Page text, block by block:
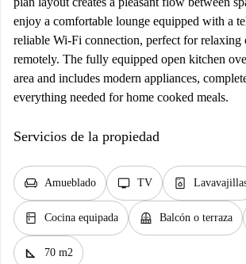
enjoy a comfortable lounge equipped with a
reliable Wi-Fi connection, perfect for
remotely. The fully equipped open kitchen
area and includes modern appliances,
everything needed for home cooked meals.
Servicios de la propiedad
chair Amueblado tv TV dishwasher_gen
kitchen Cocina equipada balcony Balcón o terraza
square_foot 70 m2